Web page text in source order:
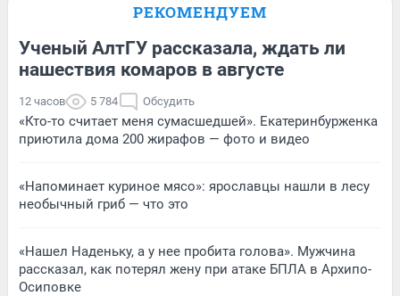
РЕКОМЕНДУЕМ
Ученый АлтГУ рассказала, ждать ли
нашествия комаров в августе
12 часов 5 784 Обсудить
«Кто-то считает меня сумасшедшей». Екатеринбурженка
приютила дома 200 жирафов — фото и видео
«Напоминает куриное мясо»: ярославцы нашли в лесу
необычный гриб — что это
«Нашел Наденьку, а у нее пробита голова». Мужчина
рассказал, как потерял жену при атаке БПЛА в Архипо-
Осиповке